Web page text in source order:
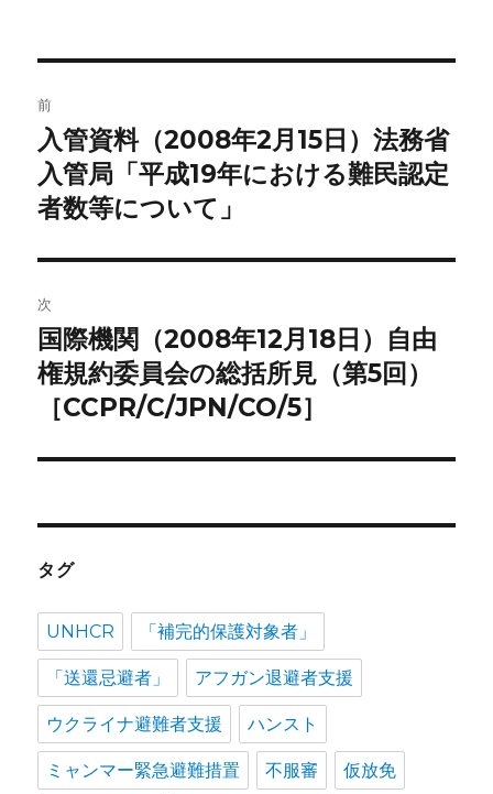
稿
ナ
ビ
ゲ
ー
シ
ョ
ン
前
前
の
投
入管資料（2008年2月15日）法務省
入管局「平成19年における難民認定
者数等について」
次
次
の
投
国際機関（2008年12月18日）自由
権規約委員会の総括所見（第5回）
［CCPR/C/JPN/CO/5］
タグ
UNHCR 「補完的保護対象者」
「送還忌避者」 アフガン退避者支援
ウクライナ避難者支援 ハンスト
ミャンマー緊急避難措置 不服審 仮放免